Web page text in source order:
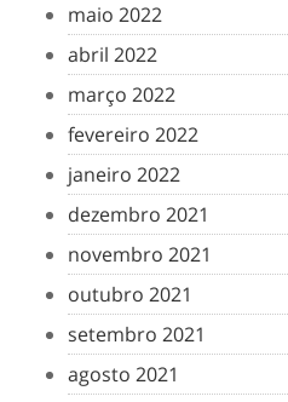
maio 2022
abril 2022
março 2022
fevereiro 2022
janeiro 2022
dezembro 2021
novembro 2021
outubro 2021
setembro 2021
agosto 2021